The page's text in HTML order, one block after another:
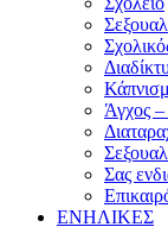
Άγχος
Σας
ΕΝΗΛΙΚΕΣ